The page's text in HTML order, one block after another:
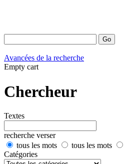
Avancées de la recherche
Empty cart
Chercheur
Textes
recherche verser
tous les mots
tous les mots
Catégories